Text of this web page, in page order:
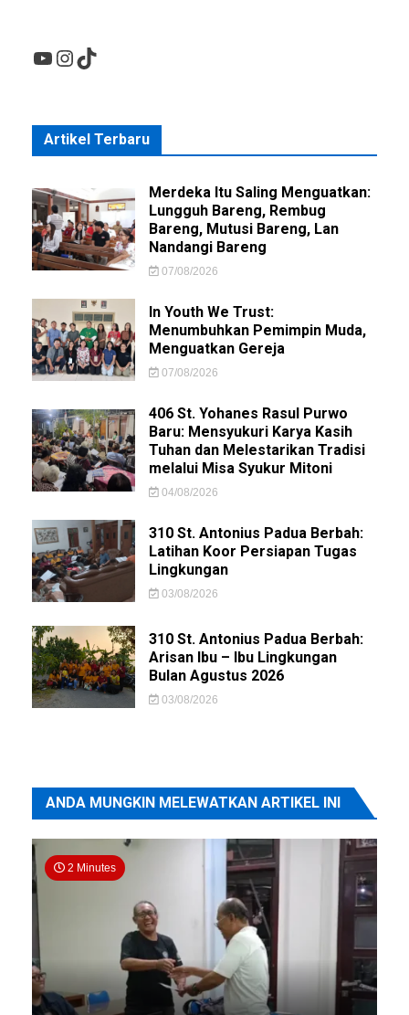
YouTube
Instagram
TikTok
Artikel Terbaru
Merdeka Itu Saling Menguatkan:
Lungguh Bareng, Rembug
Bareng, Mutusi Bareng, Lan
Nandangi Bareng
07/08/2026
In Youth We Trust:
Menumbuhkan Pemimpin Muda,
Menguatkan Gereja
07/08/2026
406 St. Yohanes Rasul Purwo
Baru: Mensyukuri Karya Kasih
Tuhan dan Melestarikan Tradisi
melalui Misa Syukur Mitoni
04/08/2026
310 St. Antonius Padua Berbah:
Latihan Koor Persiapan Tugas
Lingkungan
03/08/2026
310 St. Antonius Padua Berbah:
Arisan Ibu – Ibu Lingkungan
Bulan Agustus 2026
03/08/2026
ANDA MUNGKIN MELEWATKAN ARTIKEL INI
2 Minutes